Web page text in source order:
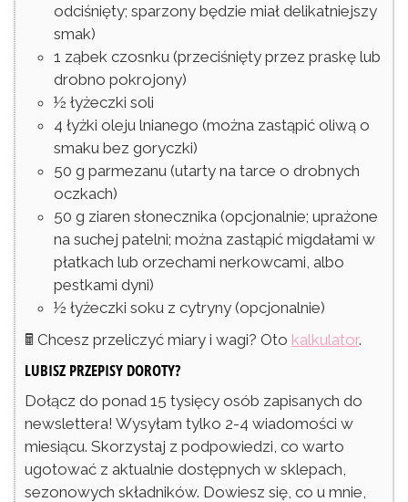
odciśnięty; sparzony będzie miał delikatniejszy
smak)
1 ząbek czosnku (przeciśnięty przez praskę lub
drobno pokrojony)
½ łyżeczki soli
4 łyżki oleju lnianego (można zastąpić oliwą o
smaku bez goryczki)
50 g parmezanu (utarty na tarce o drobnych
oczkach)
50 g ziaren słonecznika (opcjonalnie; uprażone
na suchej patelni; można zastąpić migdałami w
płatkach lub orzechami nerkowcami, albo
pestkami dyni)
½ łyżeczki soku z cytryny (opcjonalnie)
🖩 Chcesz przeliczyć miary i wagi? Oto kalkulator.
LUBISZ PRZEPISY DOROTY?
Dołącz do ponad 15 tysięcy osób zapisanych do
newslettera! Wysyłam tylko 2-4 wiadomości w
miesiącu. Skorzystaj z podpowiedzi, co warto
ugotować z aktualnie dostępnych w sklepach,
sezonowych składników. Dowiesz się, co u mnie,